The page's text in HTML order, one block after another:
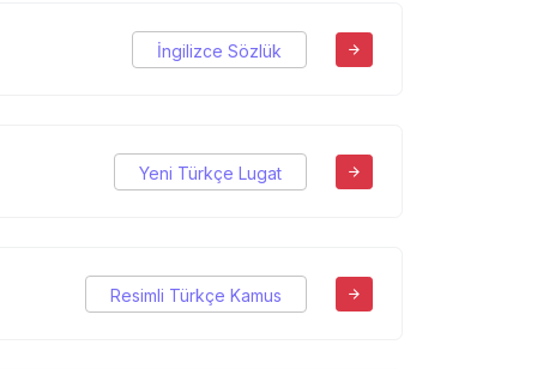
İngilizce Sözlük
Yeni Türkçe Lugat
Resimli Türkçe Kamus